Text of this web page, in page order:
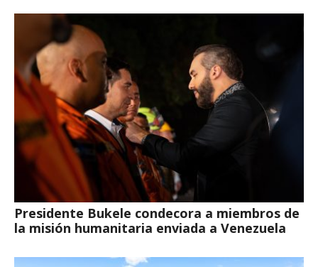
Presidente Bukele condecora a miembros de
la misión humanitaria enviada a Venezuela